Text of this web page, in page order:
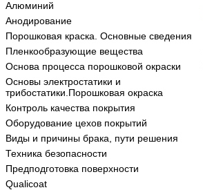
Алюминий
Анодирование
Порошковая краска. Основные сведения
Пленкообразующие вещества
Основа процесса порошковой окраски
Основы электростатики и
трибостатики.Порошковая окраска
Контроль качества покрытия
Оборудование цехов покрытий
Виды и причины брака, пути решения
Техника безопасности
Предподготовка поверхности
Qualicoat